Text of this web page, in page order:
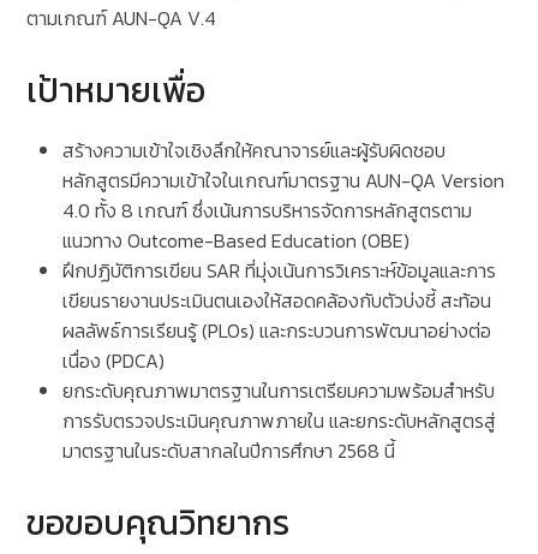
ตามเกณฑ์ AUN-QA V.4
เป้าหมายเพื่อ
สร้างความเข้าใจเชิงลึกให้คณาจารย์และผู้รับผิดชอบ
หลักสูตรมีความเข้าใจในเกณฑ์มาตรฐาน AUN-QA Version
4.0 ทั้ง 8 เกณฑ์ ซึ่งเน้นการบริหารจัดการหลักสูตรตาม
แนวทาง Outcome-Based Education (OBE)
ฝึกปฏิบัติการเขียน SAR ที่มุ่งเน้นการวิเคราะห์ข้อมูลและการ
เขียนรายงานประเมินตนเองให้สอดคล้องกับตัวบ่งชี้ สะท้อน
ผลลัพธ์การเรียนรู้ (PLOs) และกระบวนการพัฒนาอย่างต่อ
เนื่อง (PDCA)
ยกระดับคุณภาพมาตรฐานในการเตรียมความพร้อมสำหรับ
การรับตรวจประเมินคุณภาพภายใน และยกระดับหลักสูตรสู่
มาตรฐานในระดับสากลในปีการศึกษา 2568 นี้
ขอขอบคุณวิทยากร